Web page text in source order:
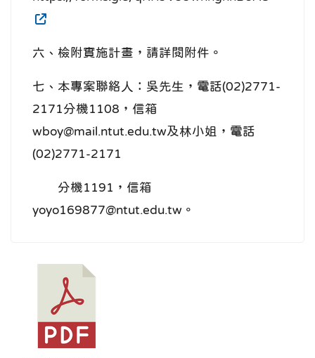
六、檢附實施計畫，請詳閱附件。
七、本專案聯絡人：吳先生，電話(02)2771-
2171分機1108，信箱
wboy@mail.ntut.edu.tw及林小姐，電話
(02)2771-2171
分機1191，信箱
yoyo169877@ntut.edu.tw。